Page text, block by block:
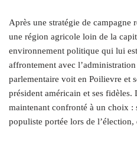
Après une stratégie de campagne
une région agricole loin de la
environnement politique qui lui
affrontement avec
parlementaire voit en Poilievre et
président américain et ses fidèles.
maintenant confronté à un choix :
populiste portée lors de l’élection,